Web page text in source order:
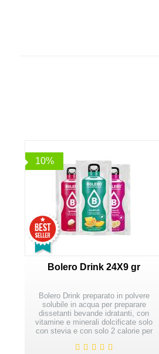
10%
Bolero Drink 24X9 gr
Bolero Drink preparato in polvere
solubile in acqua per preparare
dissetanti bevande idratanti, con
vitamine e minerali dolcificate solo
con stevia e con solo 2 calorie per